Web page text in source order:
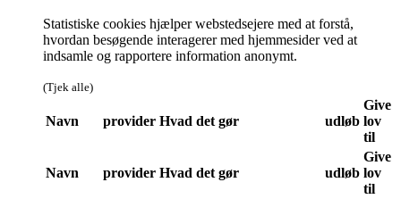
Statistiske cookies hjælper webstedsejere med at forstå,
hvordan besøgende interagerer med hjemmesider ved at
indsamle og rapportere information anonymt.
(Tjek alle)
Navn provider Hvad det gør udløb
Give
lov
til
Navn provider Hvad det gør udløb
Give
lov
til